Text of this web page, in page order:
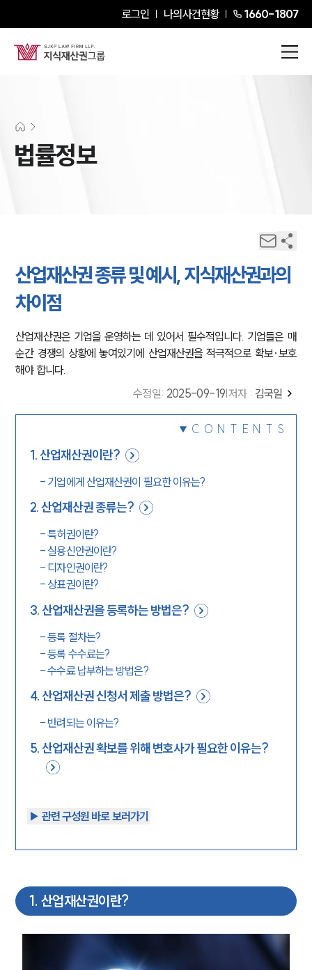
로그인 나의사건현황 1660-1807
법률정보
산업재산권 종류 및 예시, 지식재산권과의
차이점
산업재산권은 기업을 운영하는 데 있어서 필수적입니다. 기업들은 매
순간 경쟁의 상황에 놓여있기에 산업재산권을 적극적으로 확보·보호
해야 합니다.
수정일: 2025-09-19 저자 : 김국일
CONTENTS
1.산업재산권이란?
- 기업에게 산업재산권이 필요한 이유는?
2.산업재산권 종류는?
-특허권이란?
-실용신안권이란?
- 디자인권이란?
- 상표권이란?
3.산업재산권을 등록하는 방법은?
-등록 절차는?
-등록 수수료는?
-수수료 납부하는 방법은?
4.산업재산권 신청서 제출 방법은?
- 반려되는 이유는?
5.산업재산권 확보를 위해 변호사가 필요한 이유는?
▶︎ 관련 구성원 바로 보러가기
1. 산업재산권이란?